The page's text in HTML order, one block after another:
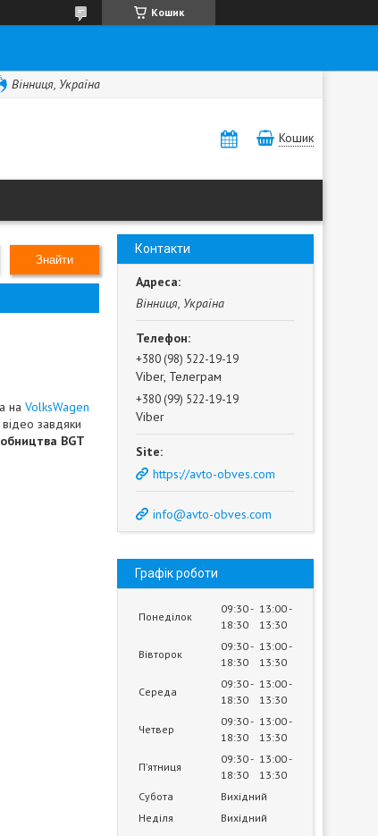
Кошик
Вінниця, Україна
Кошик
Знайти
на VolksWagen
завдяки
BGT
Контакти
Вінниця, Україна
+380 (98) 522-19-19
Viber, Телеграм
+380 (99) 522-19-19
Viber
https://avto-obves.com
info@avto-obves.com
Графік роботи
Понеділок
09:30
18:30
13:00
13:30
Вівторок
09:30
18:30
13:00
13:30
Середа
09:30
18:30
13:00
13:30
Четвер
09:30
18:30
13:00
13:30
Пʼятниця
09:30
18:30
13:00
13:30
Субота
Вихідний
Неділя
Вихідний